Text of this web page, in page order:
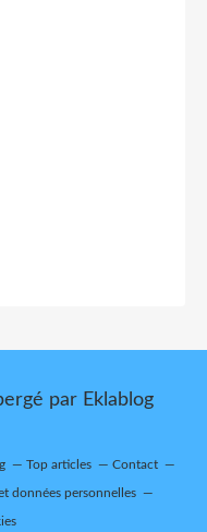
par Eklablog
Top articles Contact
données personnelles